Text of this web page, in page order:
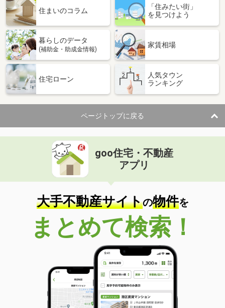
住まいのコラム
「住みたい街」
を見つけよう
暮らしのデータ
(補助金・助成金情報)
家賃相場
住宅ローン
人気タウン
ランキング
ページトップに戻る
goo住宅・不動産
アプリ
大手不動産サイトの物件を
まとめて検索！